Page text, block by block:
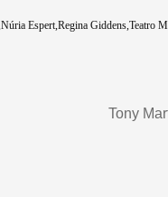
Núria Espert Regina Giddens Teatro
Tony